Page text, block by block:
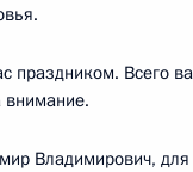
праздником. Всего
внимание.
Владимирович,